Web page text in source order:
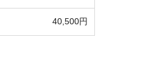
40,500円